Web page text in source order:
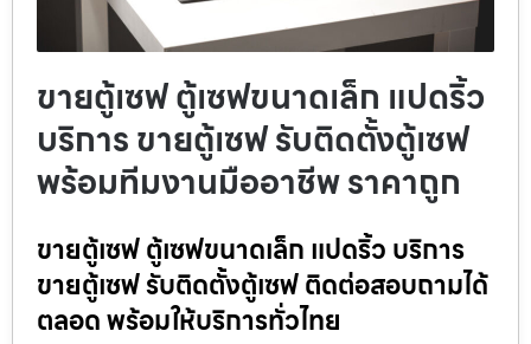
ขายตู้เซฟ ตู้เซฟขนาดเล็ก แปดริ้ว
บริการ ขายตู้เซฟ รับติดตั้งตู้เซฟ
พร้อมทีมงานมืออาชีพ ราคาถูก
ขายตู้เซฟ ตู้เซฟขนาดเล็ก แปดริ้ว บริการ
ขายตู้เซฟ รับติดตั้งตู้เซฟ ติดต่อสอบถามได้
ตลอด พร้อมให้บริการทั่วไทย